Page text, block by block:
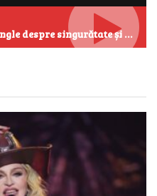
EMAA lansează „Noaptea”, single despre singurătate și emoțiile care se aud cel mai clar după miezul nopții